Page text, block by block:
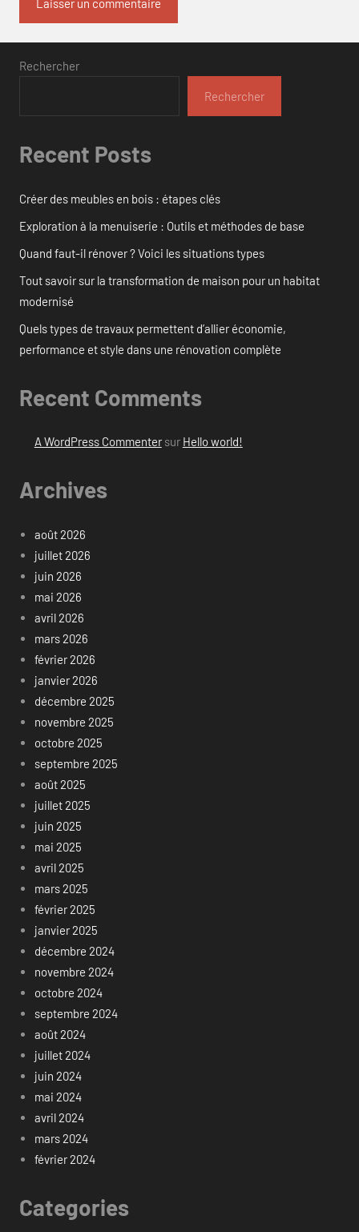
Rechercher
Rechercher
Recent Posts
Créer des meubles en bois : étapes clés
Exploration à la menuiserie : Outils et méthodes de base
Quand faut-il rénover ? Voici les situations types
Tout savoir sur la transformation de maison pour un habitat
modernisé
Quels types de travaux permettent d’allier économie,
performance et style dans une rénovation complète
Recent Comments
A WordPress Commentersur Hello world!
Archives
août 2026
juillet 2026
juin 2026
mai 2026
avril 2026
mars 2026
février 2026
janvier 2026
décembre 2025
novembre 2025
octobre 2025
septembre 2025
août 2025
juillet 2025
juin 2025
mai 2025
avril 2025
mars 2025
février 2025
janvier 2025
décembre 2024
novembre 2024
octobre 2024
septembre 2024
août 2024
juillet 2024
juin 2024
mai 2024
avril 2024
mars 2024
février 2024
Categories